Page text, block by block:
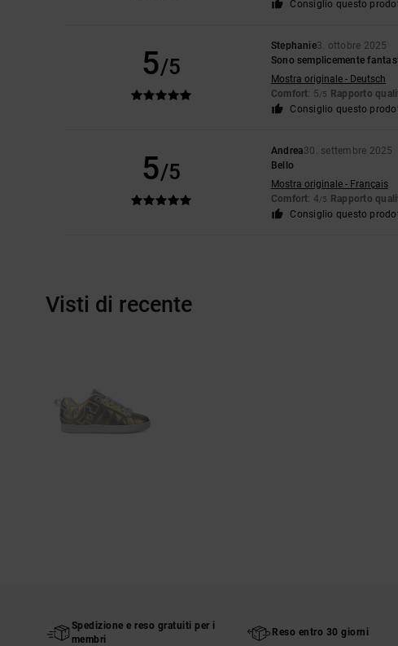
Consiglio questo
5/5
Stephanie3. ottobre 2025
Sono semplicemente
Mostra originale - Deutsch
Comfort: 5/5 Rapporto
Consiglio questo
5/5
Andrea30. settembre 2025
Bello
Mostra originale - Français
Comfort: 4/5 Rapporto
Consiglio questo
Visti di recente
Spedizione e reso gratuiti per i
membri
Reso entro 30 giorni